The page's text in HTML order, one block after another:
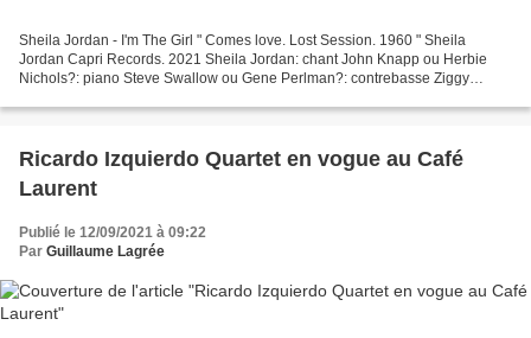
Sheila Jordan - I'm The Girl " Comes love. Lost Session. 1960 " Sheila
Jordan Capri Records. 2021 Sheila Jordan: chant John Knapp ou Herbie
Nichols?: piano Steve Swallow ou Gene Perlman?: contrebasse Ziggy
Ricardo Izquierdo Quartet en vogue au Café
Laurent
Publié le 12/09/2021 à 09:22
Par Guillaume Lagrée